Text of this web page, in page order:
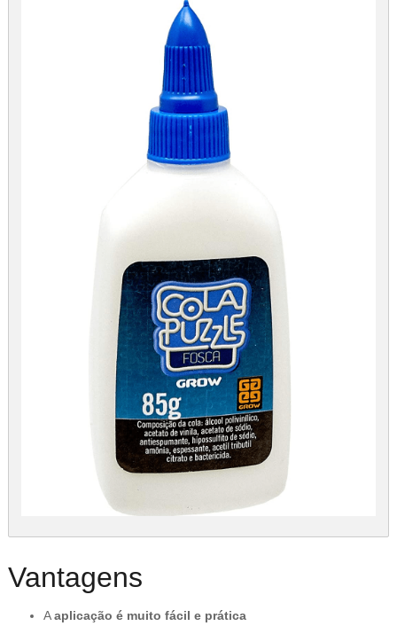
Vantagens
Aaplicação é muito fácil e prática